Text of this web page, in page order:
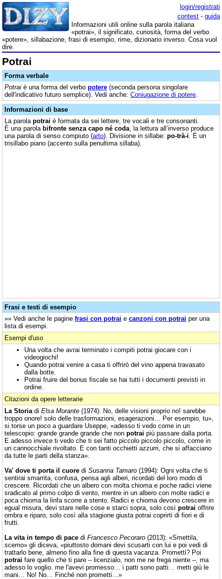
login/registrati
contest - guida
Informazioni utili online sulla parola italiana
«potrai», il significato, curiosità, forma del verbo
«potere», sillabazione, frasi di esempio, rime, dizionario inverso. Cosa vuol
dire.
Potrai
Forma verbale
Potrai è una forma del verbo potere (seconda persona singolare
dell'indicativo futuro semplice). Vedi anche: Coniugazione di potere
Informazioni di base
La parola potrai è formata da sei lettere, tre vocali e tre consonanti.
È una parola bifronte senza capo né coda , la lettura all’inverso produce
una parola di senso compiuto (arto). Divisione in sillabe: po-trà-i . È un
trisillabo piano (accento sulla penultima sillaba).
Frasi e testi di esempio
»» Vedi anche le pagine frasi con potrai e canzoni con potrai per una
lista di esempi.
Esempi d'uso
Una volta che avrai terminato i compiti potrai giocare con i
videogiochi!
Quando potrai venire a casa ti offrirò del vino appena travasato
dalla botte.
Potrai fruire del bonus fiscale se hai tutti i documenti previsti in
ordine.
Citazioni da opere letterarie
La Storia di Elsa Morante (1974): No, delle visioni proprio no! sarebbe
troppo onore! solo delle trasformazioni, esagerazioni… Per esempio, tu»,
si torse un poco a guardare Useppe, «adesso ti vedo come in un
telescopio: grande grande grande che non potrai più passare dalla porta.
E adesso invece ti vedo che ti sei fatto piccolo piccolo piccolo, come in
un cannocchiale rivoltato. E con tanti occhietti azzurri, che si affacciano
da tutte le parti della stanza».
Va' dove ti porta il cuore di Susanna Tamaro (1994): Ogni volta che ti
sentirai smarrita, confusa, pensa agli alberi, ricordati del loro modo di
crescere. Ricordati che un albero con molta chioma e poche radici viene
sradicato al primo colpo di vento, mentre in un albero con molte radici e
poca chioma la linfa scorre a stento. Radici e chioma devono crescere in
egual misura, devi stare nelle cose e starci sopra, solo così potrai offrire
ombra e riparo, solo così alla stagione giusta potrai coprirti di fiori e di
frutti.
La vita in tempo di pace di Francesco Pecoraro (2013): «Smettila,
scemo» gli diceva, «piuttosto domani devi scusarti con lui e poi vedi di
trattarlo bene, almeno fino alla fine di questa vacanza. Prometti? Poi
potrai fare quello che ti pare – licenzialo, non me ne frega niente –, ma
adesso lo voglio. me l'avevi promesso… i patti sono patti… metti giù le
mani… No! No… Finché non prometti…»